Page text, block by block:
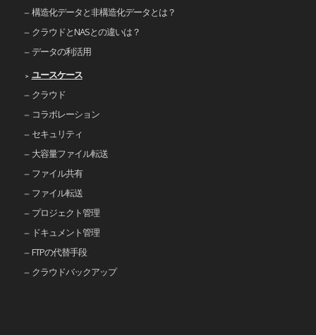
構造化データと非構造化データとは？
クラウドとNASとの違いは？
データの利活用
ユースケース
クラウド
コラボレーション
セキュリティ
大容量ファイル転送
ファイル共有
ファイル転送
プロジェクト管理
ドキュメント管理
FTPの代替手段
クラウドバックアップ